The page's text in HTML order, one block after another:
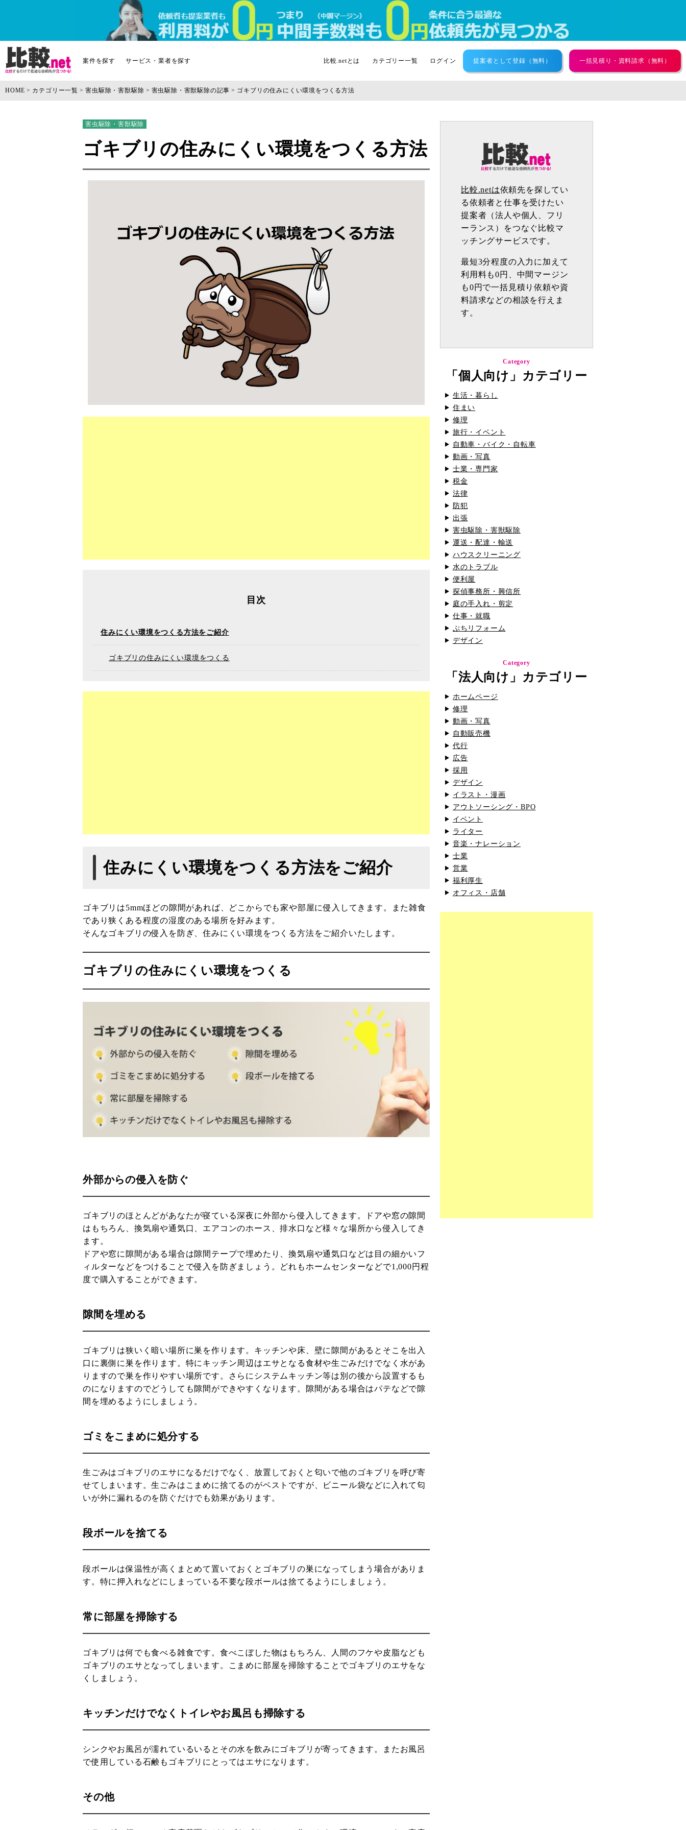
案件を探す サービス・業者を探す 比較.netとは カテゴリー一覧 ログイン 提案者として登録（無料） 一括見積り・資料請求（無料）
HOME カテゴリー一覧 害虫駆除・害獣駆除 害虫駆除・害獣駆除の記事 ゴキブリの住みにくい環境をつくる方法
害虫駆除・害獣駆除
ゴキブリの住みにくい環境をつくる方法
目次
住みにくい環境をつくる方法をご紹介
ゴキブリの住みにくい環境をつくる
住みにくい環境をつくる方法をご紹介
ゴキブリは5mmほどの隙間があれば、どこからでも家や部屋に侵入してきます。また雑食
であり狭くある程度の湿度のある場所を好みます。
そんなゴキブリの侵入を防ぎ、住みにくい環境をつくる方法をご紹介いたします。
ゴキブリの住みにくい環境をつくる
外部からの侵入を防ぐ
ゴキブリのほとんどがあなたが寝ている深夜に外部から侵入してきます。ドアや窓の隙間
はもちろん、換気扇や通気口、エアコンのホース、排水口など様々な場所から侵入してき
ます。
ドアや窓に隙間がある場合は隙間テープで埋めたり、換気扇や通気口などは目の細かいフ
ィルターなどをつけることで侵入を防ぎましょう。どれもホームセンターなどで1,000円程
度で購入することができます。
隙間を埋める
ゴキブリは狭いく暗い場所に巣を作ります。キッチンや床、壁に隙間があるとそこを出入
口に裏側に巣を作ります。特にキッチン周辺はエサとなる食材や生ごみだけでなく水があ
りますので巣を作りやすい場所です。さらにシステムキッチン等は別の後から設置するも
のになりますのでどうしても隙間ができやすくなります。隙間がある場合はパテなどで隙
間を埋めるようにしましょう。
ゴミをこまめに処分する
生ごみはゴキブリのエサになるだけでなく、放置しておくと匂いで他のゴキブリを呼び寄
せてしまいます。生ごみはこまめに捨てるのがベストですが、ビニール袋などに入れて匂
いが外に漏れるのを防ぐだけでも効果があります。
段ボールを捨てる
段ボールは保温性が高くまとめて置いておくとゴキブリの巣になってしまう場合がありま
す。特に押入れなどにしまっている不要な段ボールは捨てるようにしましょう。
常に部屋を掃除する
ゴキブリは何でも食べる雑食です。食べこぼした物はもちろん、人間のフケや皮脂なども
ゴキブリのエサとなってしまいます。こまめに部屋を掃除することでゴキブリのエサをな
くしましょう。
キッチンだけでなくトイレやお風呂も掃除する
シンクやお風呂が濡れているいるとその水を飲みにゴキブリが寄ってきます。またお風呂
で使用している石鹸もゴキブリにとってはエサになります。
その他
比較.netは依頼先を探してい
る依頼者と仕事を受けたい
提案者（法人や個人、フリ
ーランス）をつなぐ比較マ
ッチングサービスです。
最短3分程度の入力に加えて
利用料も0円、中間マージン
も0円で一括見積り依頼や資
料請求などの相談を行えま
す。
Category
「個人向け」カテゴリー
生活・暮らし
住まい
修理
旅行・イベント
自動車・バイク・自転車
動画・写真
士業・専門家
税金
法律
防犯
出張
害虫駆除・害獣駆除
運送・配達・輸送
ハウスクリーニング
水のトラブル
便利屋
探偵事務所・興信所
庭の手入れ・剪定
仕事・就職
ぷちリフォーム
デザイン
Category
「法人向け」カテゴリー
ホームページ
修理
動画・写真
自動販売機
代行
広告
採用
デザイン
イラスト・漫画
アウトソーシング・BPO
イベント
ライター
音楽・ナレーション
士業
営業
福利厚生
オフィス・店舗